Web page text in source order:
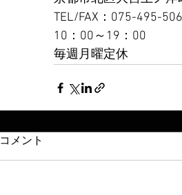
TEL/FAX：075-495-
10：00～19：00
毎週月曜定休
コメント